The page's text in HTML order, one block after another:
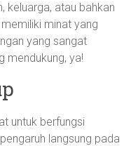
keluarga, atau bahkan
minat yang
yang sangat
mendukung, ya!
untuk berfungsi
langsung pada